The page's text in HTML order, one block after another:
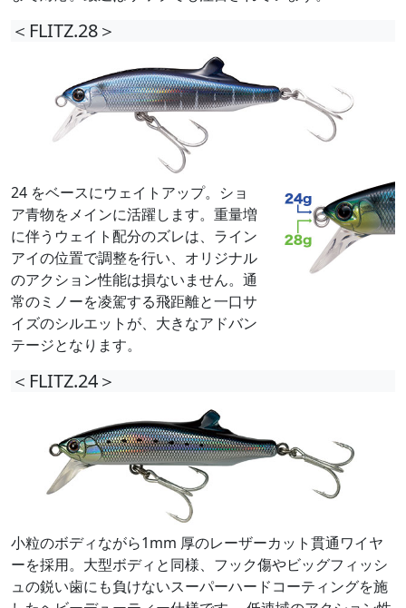
＜FLITZ.28＞
24 をベースにウェイトアップ。ショ
ア青物をメインに活躍します。重量増
に伴うウェイト配分のズレは、ライン
アイの位置で調整を行い、オリジナル
のアクション性能は損ないません。通
常のミノーを凌駕する飛距離と一口サ
イズのシルエットが、大きなアドバン
テージとなります。
＜FLITZ.24＞
小粒のボディながら1mm 厚のレーザーカット貫通ワイヤ
ーを採用。大型ボディと同様、フック傷やビッグフィッシ
ュの鋭い歯にも負けないスーパーハードコーティングを施